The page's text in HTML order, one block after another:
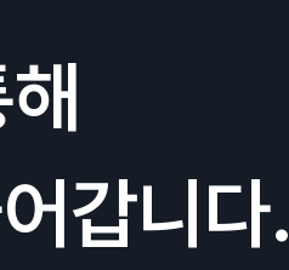
갑니다.